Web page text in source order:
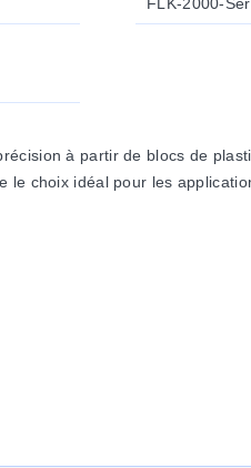
à partir de blocs de
choix idéal pour les